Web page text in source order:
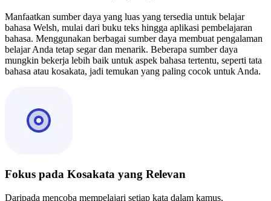
Manfaatkan sumber daya yang luas yang tersedia untuk belajar
bahasa Welsh, mulai dari buku teks hingga aplikasi pembelajaran
bahasa. Menggunakan berbagai sumber daya membuat pengalaman
belajar Anda tetap segar dan menarik. Beberapa sumber daya
mungkin bekerja lebih baik untuk aspek bahasa tertentu, seperti tata
bahasa atau kosakata, jadi temukan yang paling cocok untuk Anda.
Fokus pada Kosakata yang Relevan
Daripada mencoba mempelajari setiap kata dalam kamus,